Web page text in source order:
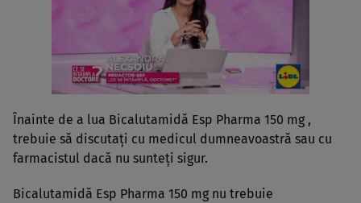
Înainte de a lua Bicalutamidă Esp Pharma 150 mg ,
trebuie să discutaţi cu medicul dumneavoastră sau cu
farmacistul dacă nu sunteţi sigur.
Bicalutamidă Esp Pharma 150 mg nu trebuie